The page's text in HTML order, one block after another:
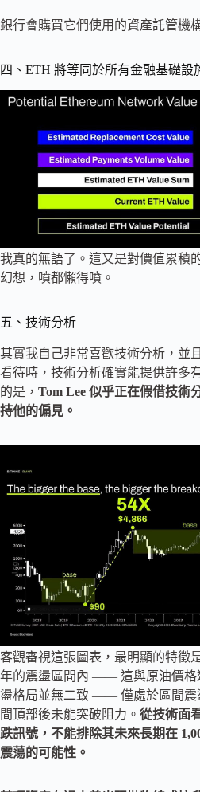
銀行會購買它們使用的資產託管機
四、ETH 將等同於所有金融基礎設
我真的無語了。這又是對價值累積
幻想，噴都懶得噴。
五、技術分析
其實我自己非常喜歡技術分析，並
看待時，技術分析確實能提供許多
的是， Tom Lee 似乎正在假借技術
持他的偏見。
客觀審視這張圖表，最明顯的特徵
年的震盪區間內 —— 這與原油價格
盪格局並無二致 —— 僅處於區間震
間頂部後未能突破阻力。 從技術面
跌訊號，不能排除其未來長期在
震蕩的可能性。